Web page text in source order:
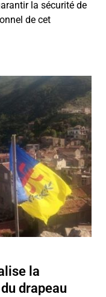
la sécurité de
de cet
la
drapeau